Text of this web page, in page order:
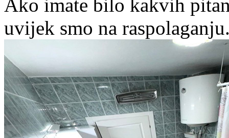
Ako imate bilo kakvih
uvijek smo na